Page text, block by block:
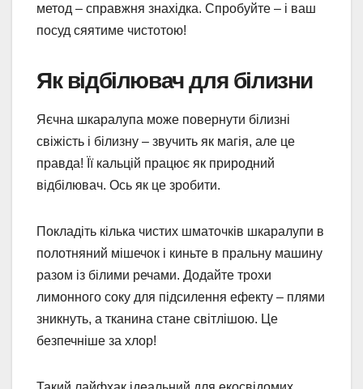
метод – справжня знахідка. Спробуйте – і ваш
посуд сяятиме чистотою!
Як відбілювач для білизни
Яєчна шкаралупа може повернути білизні
свіжість і білизну – звучить як магія, але це
правда! Її кальцій працює як природний
відбілювач. Ось як це зробити.
Покладіть кілька чистих шматочків шкаралупи в
полотняний мішечок і киньте в пральну машину
разом із білими речами. Додайте трохи
лимонного соку для підсилення ефекту – плями
зникнуть, а тканина стане світлішою. Це
безпечніше за хлор!